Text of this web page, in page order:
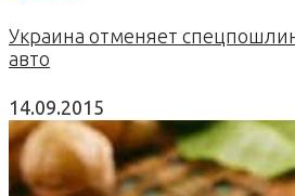
Украина отменяет
авто
14.09.2015